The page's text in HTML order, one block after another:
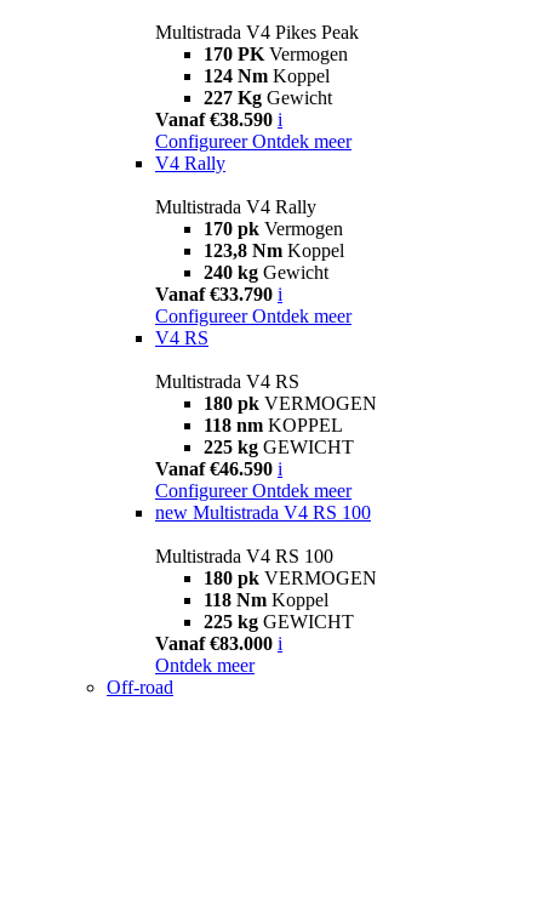
Multistrada V4 Pikes Peak
170 PK Vermogen
124 Nm Koppel
227 Kg Gewicht
Vanaf €38.590 i
Configureer Ontdek meer
V4 Rally
Multistrada V4 Rally
170 pk Vermogen
123,8 Nm Koppel
240 kg Gewicht
Vanaf €33.790 i
Configureer Ontdek meer
V4 RS
Multistrada V4 RS
180 pk VERMOGEN
118 nm KOPPEL
225 kg GEWICHT
Vanaf €46.590 i
Configureer Ontdek meer
new Multistrada V4 RS 100
Multistrada V4 RS 100
180 pk VERMOGEN
118 Nm Koppel
225 kg GEWICHT
Vanaf €83.000 i
Ontdek meer
Off-road